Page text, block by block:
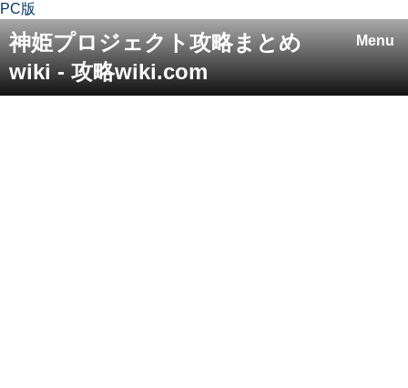
PC版
Menu
神姫プロジェクト攻略まとめ
wiki - 攻略wiki.com